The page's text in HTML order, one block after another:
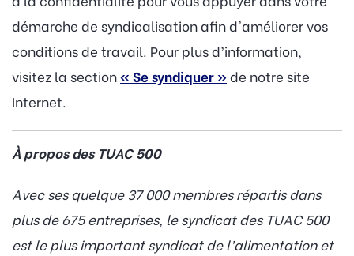
démarche de syndicalisation afin d'améliorer vos
conditions de travail. Pour plus d’information,
visitez la section« Se syndiquer » de notre site
Internet.
À propos des TUAC 500
Avec ses quelque 37 000 membres répartis dans
plus de 675 entreprises, le syndicat des TUAC 500
est le plus important syndicat de l’alimentation et